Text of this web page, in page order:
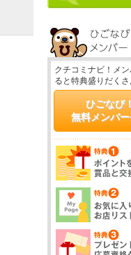
クチコミナビ！メ
ると特典盛りだくさ
ひごなび！
無料メンバ